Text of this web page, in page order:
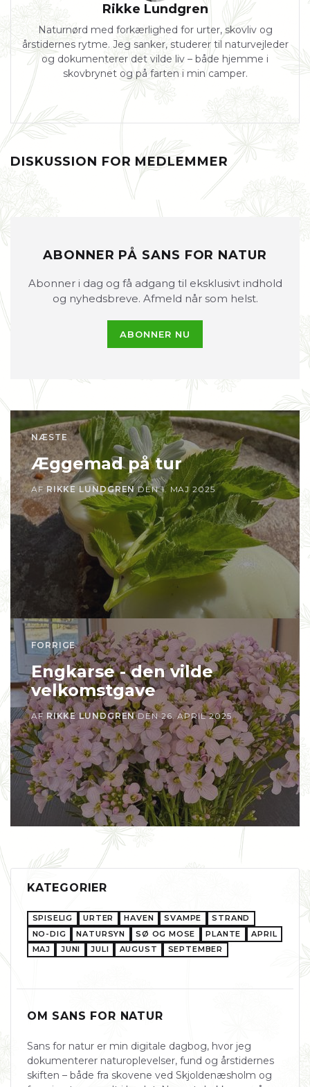
Rikke Lundgren
Naturnørd med forkærlighed for urter, skovliv og
årstidernes rytme. Jeg sanker, studerer til naturvejleder
og dokumenterer det vilde liv – både hjemme i
skovbrynet og på farten i min camper.
DISKUSSION FOR MEDLEMMER
ABONNER PÅ SANS FOR NATUR
Abonner i dag og få adgang til eksklusivt indhold
og nyhedsbreve. Afmeld når som helst.
ABONNER NU
NÆSTE
Æggemad på tur
AF RIKKE LUNDGRENDEN1. MAJ 2025
FORRIGE
Engkarse - den vilde
velkomstgave
AF RIKKE LUNDGRENDEN26. APRIL 2025
KATEGORIER
SPISELIG URTER HAVEN SVAMPE
STRAND
NO-DIG
NATURSYN SØ OG MOSE PLANTE
APRIL
MAJ
JUNI JULI AUGUST SEPTEMBER
OM SANS FOR NATUR
Sans for natur er min digitale dagbog, hvor jeg
dokumenterer naturoplevelser, fund og årstidernes
skiften – både fra skovene ved Skjoldenæsholm og